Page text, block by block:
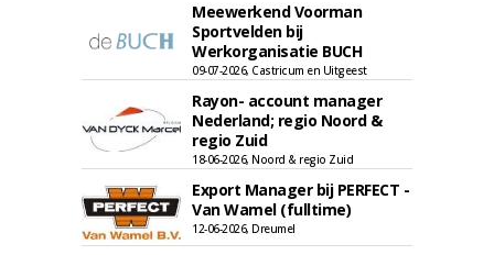
Meewerkend Voorman
Sportvelden bij
Werkorganisatie BUCH
09-07-2026, Castricum en Uitgeest
Rayon- account manager
Nederland; regio Noord &
regio Zuid
18-06-2026, Noord & regio Zuid
Export Manager bij PERFECT -
Van Wamel (fulltime)
12-06-2026, Dreumel